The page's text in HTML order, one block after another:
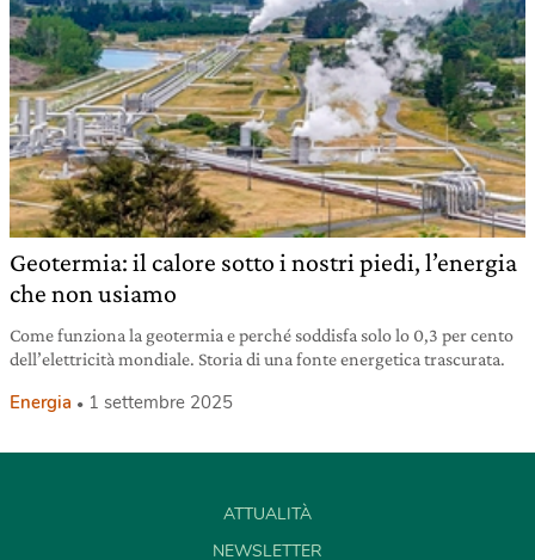
Geotermia: il calore sotto i nostri piedi, l’energia
che non usiamo
Come funziona la geotermia e perché soddisfa solo lo 0,3 per cento
dell’elettricità mondiale. Storia di una fonte energetica trascurata.
Energia 1 settembre 2025
ATTUALITÀ
NEWSLETTER